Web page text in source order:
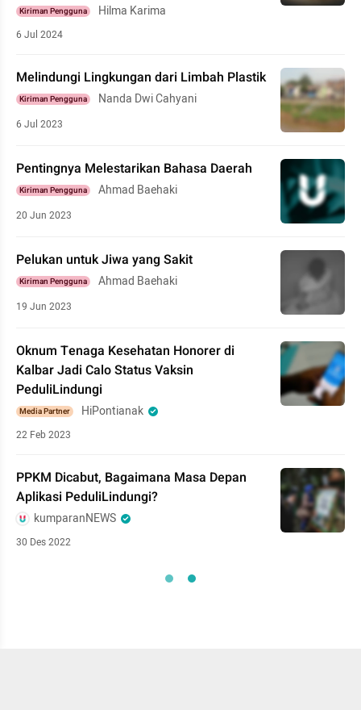
Kiriman Pengguna Hilma Karima
6 Jul 2024
Melindungi Lingkungan dari Limbah Plastik
Kiriman Pengguna Nanda Dwi Cahyani
6 Jul 2023
Pentingnya Melestarikan Bahasa Daerah
Kiriman Pengguna Ahmad Baehaki
20 Jun 2023
Pelukan untuk Jiwa yang Sakit
Kiriman Pengguna Ahmad Baehaki
19 Jun 2023
Oknum Tenaga Kesehatan Honorer di
Kalbar Jadi Calo Status Vaksin
PeduliLindungi
Media Partner HiPontianak
22 Feb 2023
PPKM Dicabut, Bagaimana Masa Depan
Aplikasi PeduliLindungi?
kumparanNEWS
30 Des 2022